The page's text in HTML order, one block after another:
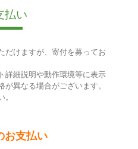
払い
だけますが、寄付を募ってお
詳細説明や動作環境等に表示
異なる場合がございます。
お支払い